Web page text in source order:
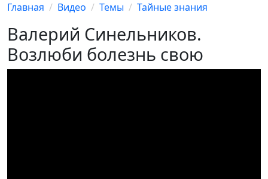
Главная Видео Темы Тайные знания
Валерий Синельников.
Возлюби болезнь свою